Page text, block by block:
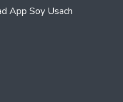
App Soy Usach